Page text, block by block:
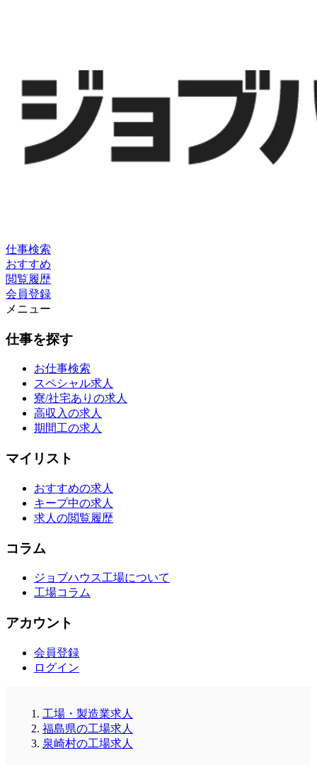
仕事検索
おすすめ
閲覧履歴
会員登録
メニュー
仕事を探す
お仕事検索
スペシャル求人
寮/社宅ありの求人
高収入の求人
期間工の求人
マイリスト
おすすめの求人
キープ中の求人
求人の閲覧履歴
コラム
ジョブハウス工場について
工場コラム
アカウント
会員登録
ログイン
工場・製造業求人
福島県の工場求人
泉崎村の工場求人